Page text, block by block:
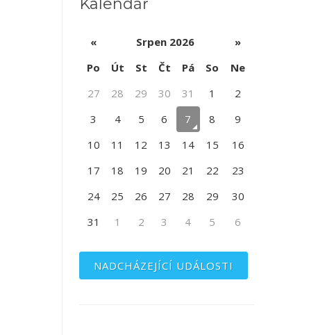
Kalendář
« Srpen 2026
»
Po
Út St Čt Pá So
Ne
27
28 29 30 31 1
2
3
4 5 6 7 8
9
10
11 12 13 14 15
16
17
18 19 20 21 22
23
24
25 26 27 28 29
30
31
1 2 3 4 5 6
NADCHÁZEJÍCÍ UDÁLOSTI